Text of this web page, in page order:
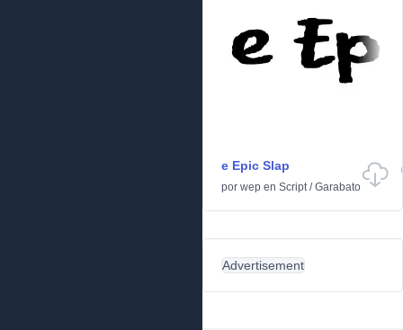
e Epic Slap
por wep en Script/Garabato
Advertisement